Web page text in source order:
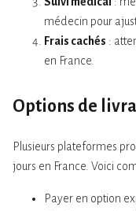
médecin pour
Frais cachés :
en France.
Options de
Plusieurs plateformes
jours en France. Voici
Payer en option